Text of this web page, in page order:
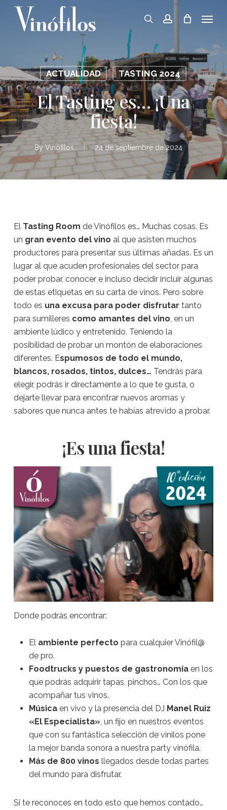
Skip
searchaccount
ACTUALIDAD TASTING 2024
El Tasting es… ¡Una
fiesta!
By Vinófilos 24 de septiembre de 2024
El Tasting Room de Vinófilos es… Muchas cosas. Es
un gran evento del vino al que asisten muchos
productores para presentar sus últimas añadas. Es un
lugar al que acuden profesionales del sector para
poder probar, conocer e incluso decidir incluir algunas
de estas etiquetas en su carta de vinos. Pero sobre
todo es una excusa para poder disfrutar tanto
para sumilleres como amantes del vino, en un
ambiente lúdico y entretenido. Teniendo la
posibilidad de probar un montón de elaboraciones
diferentes. Espumosos de todo el mundo,
blancos, rosados, tintos, dulces… Tendrás para
elegir, podrás ir directamente a lo que te gusta, o
dejarte llevar para encontrar nuevos aromas y
sabores que nunca antes te habías atrevido a probar.
¡Es una fiesta!
Donde podrás encontrar:
El ambiente perfecto para cualquier Vinófil@
de pro.
Foodtrucks y puestos de gastronomíaen los
que podrás adquirir tapas, pinchos… Con los que
acompañar tus vinos.
Músicaen vivo y la presencia del DJ Manel Ruiz
«El Especialista» , un fijo en nuestros eventos
que con su fantástica selección de vinilos pone
la mejor banda sonora a nuestra party vinófila.
Más de 800 vinos llegados desde todas partes
del mundo para disfrutar.
Si te reconoces en todo esto que hemos contado…